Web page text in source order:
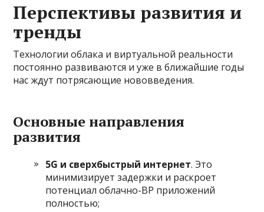
Перспективы развития и
тренды
Технологии облака и виртуальной реальности
постоянно развиваются и уже в ближайшие годы
нас ждут потрясающие нововведения.
Основные направления
развития
5G и сверхбыстрый интернет. Это
минимизирует задержки и раскроет
потенциал облачно-ВР приложений
полностью;